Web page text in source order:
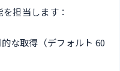
担当します：
な取得（デフォルト 60